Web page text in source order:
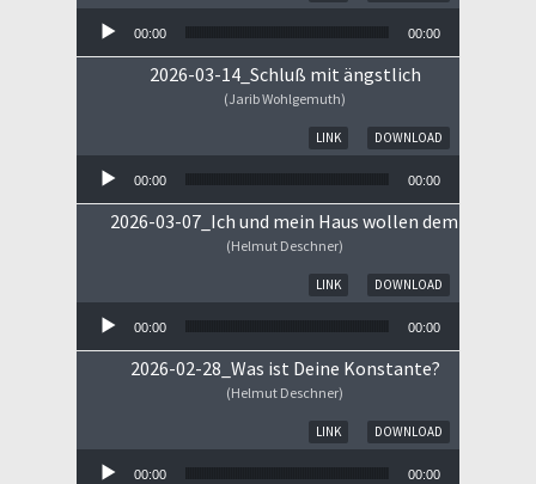
00:00 00:00
2026-03-14_Schluß mit ängstlich
(Jarib Wohlgemuth)
DOWNLOAD
LINK
00:00 00:00
2026-03-07_Ich und mein Haus wollen dem HERRN
(Helmut Deschner)
DOWNLOAD
LINK
00:00 00:00
2026-02-28_Was ist Deine Konstante?
(Helmut Deschner)
DOWNLOAD
LINK
00:00 00:00